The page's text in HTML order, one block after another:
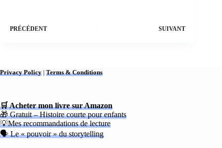
PRÉCÉDENT SUIVANT
Privacy Policy | Terms & Conditions
🛒 Acheter mon livre sur Amazon
🎁 Gratuit – Histoire courte pour enfants
💡Mes recommandations de lecture
🗣 Le « pouvoir » du storytelling